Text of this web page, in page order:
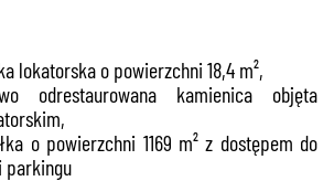
lokatorska o powierzchni 18,4 m²,
odrestaurowana kamienica objęta
o powierzchni 1169 m² z dostępem do
parkingu